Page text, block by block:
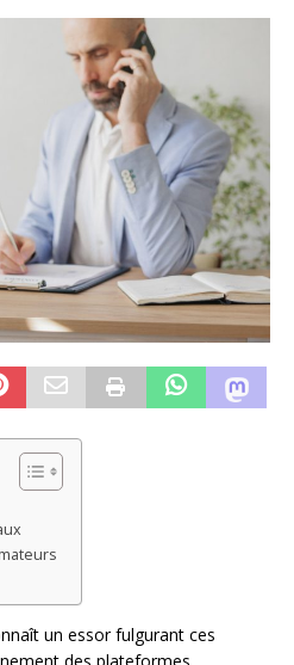
un essor fulgurant ces